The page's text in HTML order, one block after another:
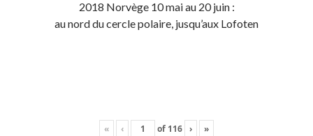
2018 Norvège 10 mai au 20 juin :
au nord du cercle polaire, jusqu’aux Lofoten
« ‹ of 116 › »